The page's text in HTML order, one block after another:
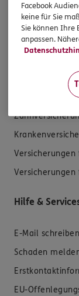
Versicherungen
Hilfe &
E-Mail schreiben
Schaden
EU-
Facebook
keine für Sie
Sie können Ihre
anpassen.